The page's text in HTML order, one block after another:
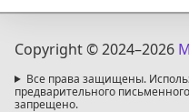
Copyright © 2024–2026
Все права защищены.
предварительного
запрещено.